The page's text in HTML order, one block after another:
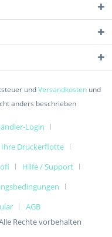
undVersandkostenund
anders beschrieben
Login
Ihre Druckerflotte
Hilfe / Support
AGB
Rechte vorbehalten